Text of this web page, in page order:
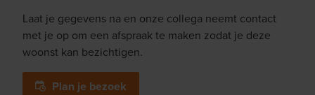
Laat je gegevens na en onze collega neemt contact
met je op om een afspraak te maken zodat je deze
woonst kan bezichtigen.
Plan je bezoek